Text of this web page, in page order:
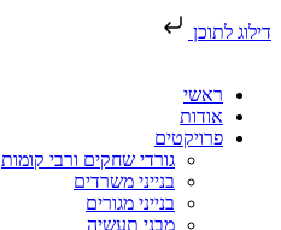
דילוג לתוכן
ראשי
אודות
פרויקטים
גורדי שחקים ורבי קומות
בנייני משרדים
בנייני מגורים
מבני תעשיה